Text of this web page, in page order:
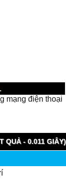
mạng điện thoại
QUẢ - 0.011 GIÂY)